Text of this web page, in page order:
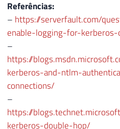
Referências:
– https://serverfault.com/
enable-logging-for-
–
https://
kerberos-and-ntlm-
connections/
–
https://
kerberos-double-hop/